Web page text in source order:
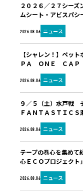
2026.08.06 ニュース
２０２６／２７シー
ムシート・アビスパシ
2026.08.06 ニュース
【シャレン！】ペッ
ＰＡ ＯＮＥ ＣＡＰ
2026.08.06 ニュース
９／５（土）水戸戦
ＦＡＮＴＡＳＴＩＣ
2026.08.06 ニュース
テープの巻心を集め
心ＥＣＯプロジェクト